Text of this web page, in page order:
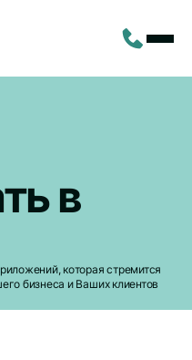
в
которая стремится
бизнеса и Ваших клиентов